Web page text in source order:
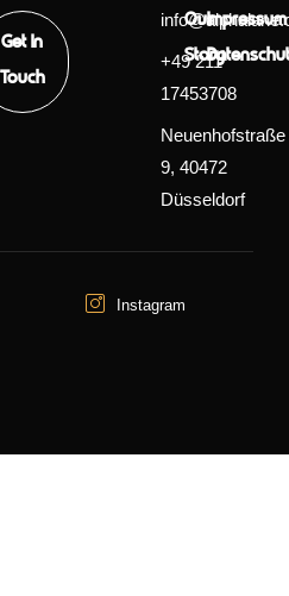
Get In
Touch
+49 211
17453708
Neuenhofstraße
9, 40472
Düsseldorf
Our
Story
Impressum
Instagram